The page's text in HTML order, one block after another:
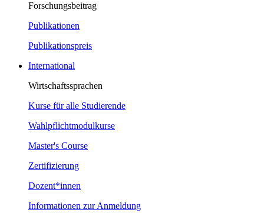
Forschungsbeitrag
Publikationen
Publikationspreis
International
Wirtschaftssprachen
Kurse für alle Studierende
Wahlpflichtmodulkurse
Master's Course
Zertifizierung
Dozent*innen
Informationen zur Anmeldung